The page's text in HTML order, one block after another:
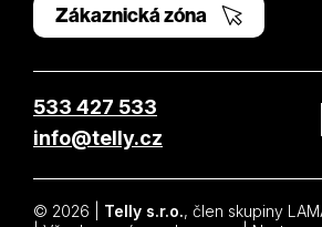
Zákaznická zóna
533 427 533
info@telly.cz
© 2026 | Telly s.r.o., člen skupiny